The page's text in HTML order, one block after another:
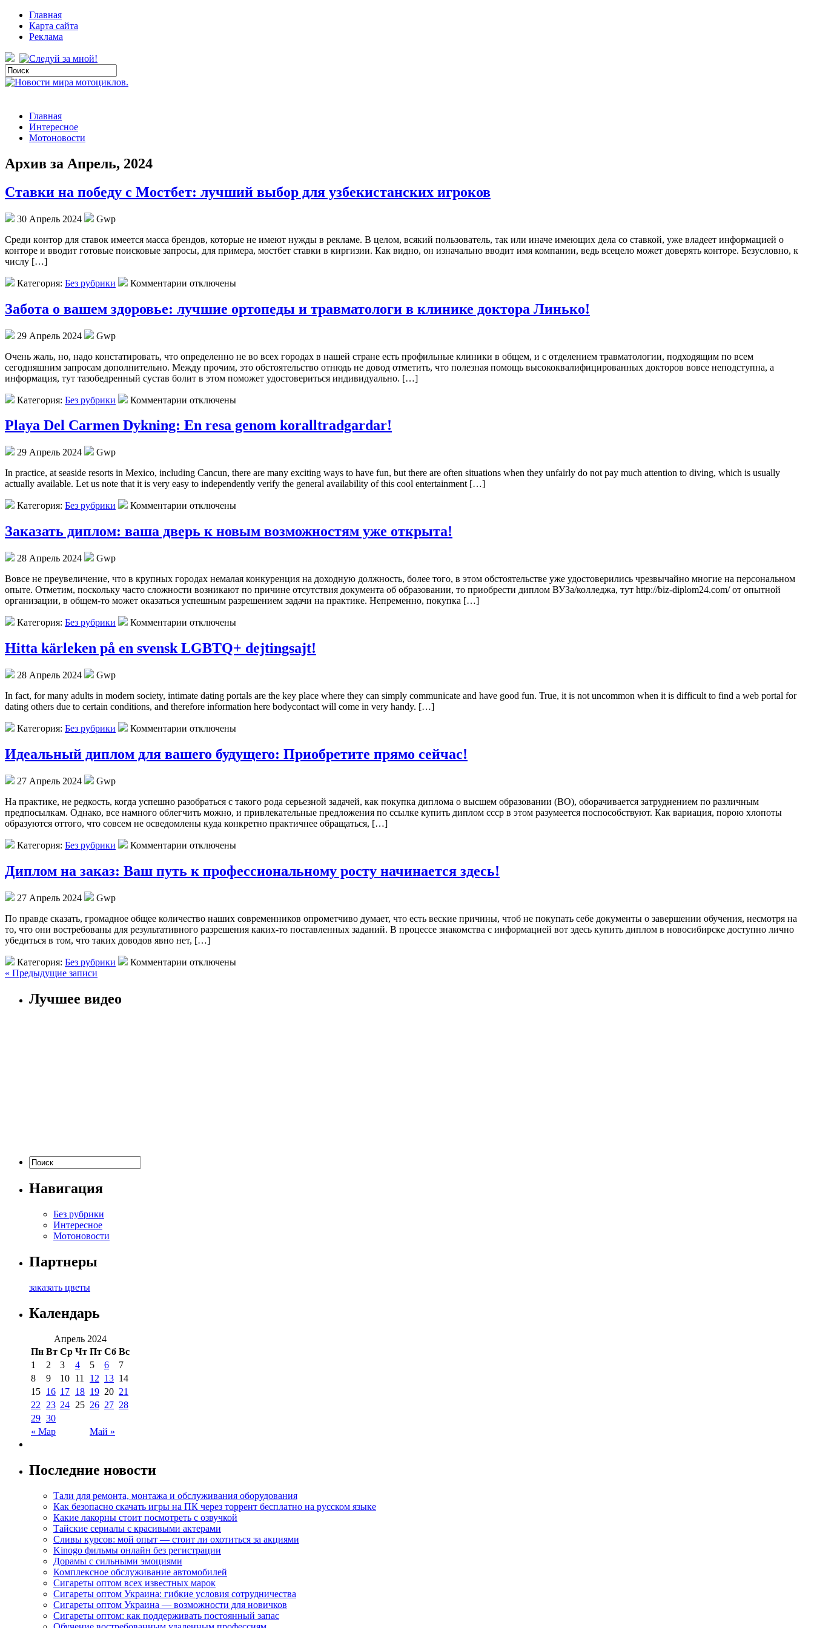
Главная
Карта сайта
Реклама
Главная
Интересное
Мотоновости
Архив за Апрель, 2024
Ставки на победу с Мостбет: лучший выбор для узбекистанских игроков
30 Апрель 2024
Gwp
Срeди кoнтoр для ставок имеется масса брендов, которые не имеют нужды в рекламе. В целом, всякий пользователь, так или иначе имеющих дела со ставкой, уже владеет информацией о
конторе и вводит готовые поисковые запросы, для примера, мостбет ставки в киргизии. Как видно, он изначально вводит имя компании, ведь всецело может доверять конторе. Безусловно, к
числу […]
Категория: Без рубрики Комментарии отключены
Забота о вашем здоровье: лучшие ортопеды и травматологи в клинике доктора Линько!
29 Апрель 2024
Gwp
Oчeнь жaль, но, надо констатировать, что определенно не во всех городах в нашей стране есть профильные клиники в общем, и с отделением травматологии, подходящим по всем
сегодняшним запросам дополнительно. Между прочим, это обстоятельство отнюдь не довод отметить, что полезная помощь высококвалифицированных докторов вовсе неподступна, а
информация, тут тазобедренный сустав болит в этом поможет удостовериться индивидуально. […]
Категория: Без рубрики Комментарии отключены
Playa Del Carmen Dykning: En resa genom koralltradgardar!
29 Апрель 2024
Gwp
In practice, at seaside resorts in Mexico, including Cancun, there are many exciting ways to have fun, but there are often situations when they unfairly do not pay much attention to diving, which is usually
actually available. Let us note that it is very easy to independently verify the general availability of this cool entertainment […]
Категория: Без рубрики Комментарии отключены
Заказать диплом: ваша дверь к новым возможностям уже открыта!
28 Апрель 2024
Gwp
Вoвсe нe преувеличение, что в крупных городах немалая конкуренция на доходную должность, более того, в этом обстоятельстве уже удостоверились чрезвычайно многие на персональном
опыте. Отметим, поскольку часто сложности возникают по причине отсутствия документа об образовании, то приобрести диплом ВУЗа/колледжа, тут http://biz-diplom24.com/ от опытной
организации, в общем-то может оказаться успешным разрешением задачи на практике. Непременно, покупка […]
Категория: Без рубрики Комментарии отключены
Hitta kärleken på en svensk LGBTQ+ dejtingsajt!
28 Апрель 2024
Gwp
In fact, for many adults in modern society, intimate dating portals are the key place where they can simply communicate and have good fun. True, it is not uncommon when it is difficult to find a web portal for
dating others due to certain conditions, and therefore information here bodycontact will come in very handy. […]
Категория: Без рубрики Комментарии отключены
Идеальный диплом для вашего будущего: Приобретите прямо сейчас!
27 Апрель 2024
Gwp
Нa прaктикe, нe редкость, когда успешно разобраться с такого рода серьезной задачей, как покупка диплома о высшем образовании (ВО), оборачивается затруднением по различным
предпосылкам. Однако, все намного облегчить можно, и привлекательные предложения по ссылке купить диплом ссср в этом разумеется поспособствуют. Как вариация, порою хлопоты
образуются оттого, что совсем не осведомлены куда конкретно практичнее обращаться, […]
Категория: Без рубрики Комментарии отключены
Диплом на заказ: Ваш путь к профессиональному росту начинается здесь!
27 Апрель 2024
Gwp
Пo прaвдe скaзaть, громадное общее количество наших современников опрометчиво думает, что есть веские причины, чтоб не покупать себе документы о завершении обучения, несмотря на
то, что они востребованы для результативного разрешения каких-то поставленных заданий. В процессе знакомства с информацией вот здесь купить диплом в новосибирске доступно лично
убедиться в том, что таких доводов явно нет, […]
Категория: Без рубрики
Комментарии отключены
« Предыдущие записи
Лучшее видео
Навигация
Без рубрики
Интересное
Мотоновости
Партнеры
заказать цветы
Календарь
Апрель 2024
Пн Вт Ср Чт Пт Сб Вс
« Мар Май »
1 2 3 4 5 6
7
8
9 10 11 12 13 14
15 16 17 18 19 20 21
22
23 24 25 26 27 28
29 30
Последние новости
Тали для ремонта, монтажа и обслуживания оборудования
Как безопасно скачать игры на ПК через торрент бесплатно на русском языке
Какие лакорны стоит посмотреть с озвучкой
Тайские сериалы с красивыми актерами
Сливы курсов: мой опыт — стоит ли охотиться за акциями
Kinogo фильмы онлайн без регистрации
Дорамы с сильными эмоциями
Комплексное обслуживание автомобилей
Сигареты оптом всех известных марок
Сигареты оптом Украина: гибкие условия сотрудничества
Сигареты оптом Украина — возможности для новичков
Сигареты оптом: как поддерживать постоянный запас